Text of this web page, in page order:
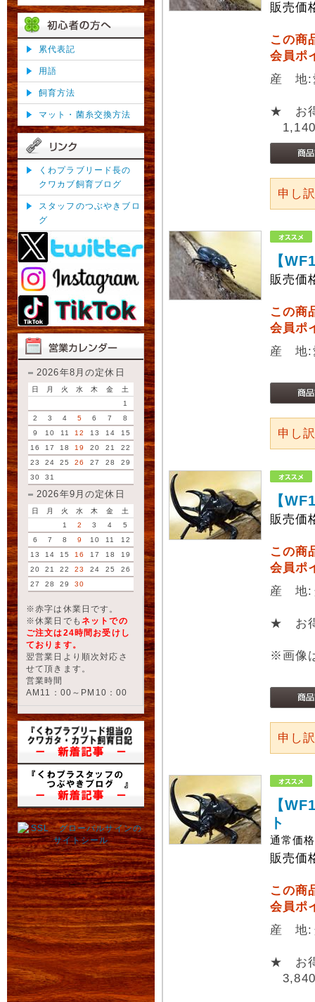
累代表記
用語
飼育方法
マット・菌糸交換方法
くわプラブリード長の
クワカブ飼育ブログ
スタッフのつぶやきブロ
グ
2026年8月の定休日
日 月 火 水 木 金
土
1
2
3 4 5 6 7
8
9
10 11 12 13 14
15
16
17 18 19 20 21
22
23
24 25 26 27 28
29
30
31
2026年9月の定休日
日 月 火 水 木 金
土
1
2 3 4
5
6
7 8 9 10 11
12
13
14 15 16 17 18
19
20
21 22 23 24 25
26
27
28 29 30
※赤字は休業日です。
※休業日でも ネットでの
ご注文は24時間お受けし
ております。
翌営業日より順次対応さ
せて頂きます。
営業時間
AM11：00～PM10：00
販売価
この商
会員ポ
産 地:
★ お
申し
【
販売価
この商
会員ポ
産 地:
申し
【
販売価
この商
会員ポ
産 地:
★ お
※画像
申し
【
ト
通常価
販売価
この商
会員ポ
産 地:
★ お